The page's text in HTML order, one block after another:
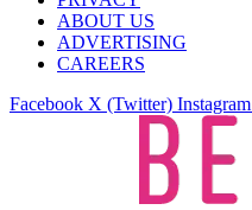
ABOUT US
ADVERTISING
CAREERS
Facebook X (Twitter) Instagram